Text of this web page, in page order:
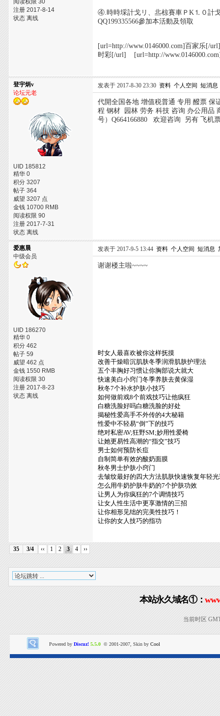
阅读权限 30
注册 2017-8-14
状态 离线
④.時時埰計戈リ、丠椋賽車ＰK⒈０計
QQ199335566參加本活動及領取
[url=http://www.0146000.com]百家乐[/
时彩[/url] [url=http://
登宇炳v
论坛元老
UID 185812
精华 0
积分 3207
帖子 364
威望 3207 点
金钱 10700 RMB
阅读权限 90
注册 2017-7-31
状态 离线
发表于 2017-8-30 23:30 资料 个人空间 短消息
代開全国各地 增值税普通 专用 醱票
程 钢材 园林 劳务 科技 咨询 办公用品
号）Q664166880 欢迎咨询 另有 飞机
爱惠晨
中级会员
UID 186270
精华 0
积分 462
帖子 59
威望 462 点
金钱 1550 RMB
阅读权限 30
注册 2017-8-23
状态 离线
发表于 2017-9-5 13:44 资料 个人空间 短消息
谢谢楼主啦~~~~
时女人最喜欢被你这样抚摸
改善干燥暗沉肌肤冬季润滑肌肤护理法
五个丰胸好习惯让你胸部说大就大
快速美白小窍门冬季养肤去黄保湿
秋冬7个补水护肤小技巧
如何做前戏8个前戏技巧让他疯狂
白糖洗脸好吗白糖洗脸的好处
揭秘性爱高手不外传的4大秘籍
性爱中不轻易“倒”下的技巧
绝对私密AV;狂野SM;妙用性爱椅
让她更易性高潮的“指交”技巧
男士如何预防长痘
自制简单有效的酸奶面膜
秋冬男士护肤小窍门
去皱纹最好的四大方法肌肤快速恢复年轻
怎么用牛奶护肤牛奶的7个护肤功效
让男人为你疯狂的7个调情技巧
让女人性生活中更享激情的三招
让你相形见绌的完美性技巧！
让你的女人技巧的指功
35 3/4 ‹‹ 1 2 3 4 ››
本站永久域名①：
当前时区
Powered by Discuz! 5.5.0 © 2001-2007, Skin by Cool